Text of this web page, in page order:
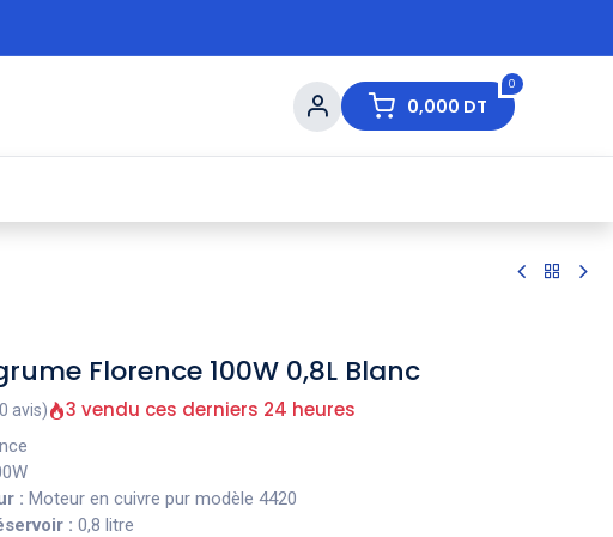
0
0,000 DT
Florence 100W 0,8L Blanc
avis) 3 vendu ces derniers 24 heures
: Moteur en cuivre pur modèle 4420
: 0,8 litre